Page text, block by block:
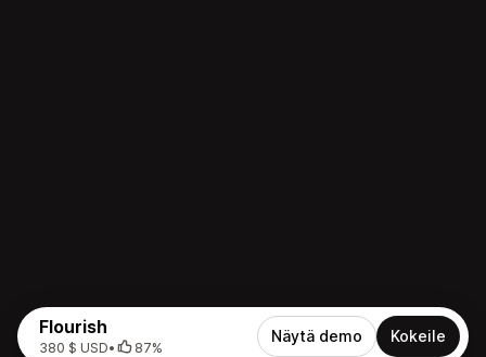
Flourish
380 $ USD• 87%
Näytä demo Kokeile